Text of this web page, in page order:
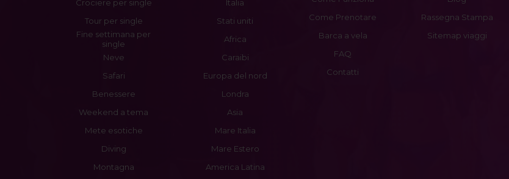
Crociere per single
Tour per single
Fine settimana per
single
Neve
Safari
Benessere
Weekend a tema
Mete esotiche
Diving
Montagna
Italia
Stati uniti
Africa
Caraibi
Europa del nord
Londra
Asia
Mare Italia
Mare Estero
America Latina
Come Prenotare
Barca a vela
FAQ
Contatti
Rassegna Stampa
Sitemap viaggi